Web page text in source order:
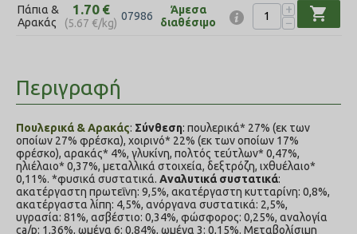
Πάπια &
Αρακάς
1.70 €
(5.67 €/kg)
07986
Άμεσα
διαθέσιμο
+
−
shopping_cart
Περιγραφή
Πουλερικά & Αρακάς: Σύνθεση: πουλερικά* 27% (εκ των
οποίων 27% φρέσκα), χοιρινό* 22% (εκ των οποίων 17%
φρέσκο), αρακάς* 4%, γλυκίνη, πολτός τεύτλων* 0,47%,
ηλιέλαιο* 0,37%, μεταλλικά στοιχεία, δεξτρόζη, ιχθυέλαιο*
0,11%. *φυσικά συστατικά. Αναλυτικά συστατικά:
ακατέργαστη πρωτεΐνη: 9,5%, ακατέργαστη κυτταρίνη: 0,8%,
ακατέργαστα λίπη: 4,5%, ανόργανα συστατικά: 2,5%,
υγρασία: 81%, ασβέστιο: 0,34%, φώσφορος: 0,25%, αναλογία
ca/p: 1,36%, ωμέγα 6: 0,84%, ωμέγα 3: 0,15%. Μεταβολίσιμη